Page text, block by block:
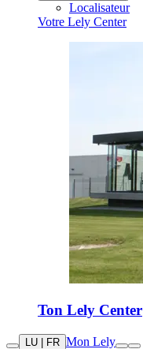
Localisateur
Votre Lely Center
Ton Lely Center
LU | FR Mon Lely